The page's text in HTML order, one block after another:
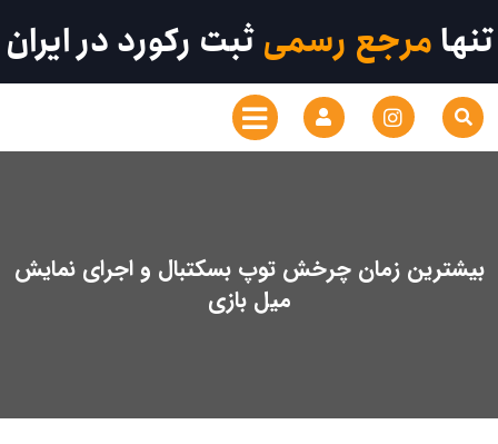
تنهامرجع رسمیثبت رکورد در ایران
بیشترین زمان چرخش توپ بسکتبال و اجرای نمایش
میل بازی